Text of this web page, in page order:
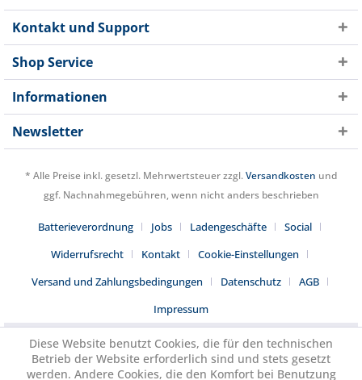
Kontakt und Support
Shop Service
Informationen
Newsletter
* Alle Preise inkl. gesetzl. Mehrwertsteuer zzgl.Versandkosten und
ggf. Nachnahmegebühren, wenn nicht anders beschrieben
Batterieverordnung Jobs Ladengeschäfte
Social
Widerrufsrecht
Kontakt
Cookie-Einstellungen
Versand und Zahlungsbedingungen
Datenschutz
AGB
Impressum
Diese Website benutzt Cookies, die für den technischen
Betrieb der Website erforderlich sind und stets gesetzt
werden. Andere Cookies, die den Komfort bei Benutzung